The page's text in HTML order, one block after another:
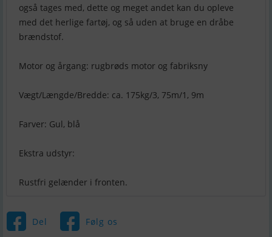
også tages med, dette og meget andet kan du opleve
med det herlige fartøj, og så uden at bruge en dråbe
brændstof.
Motor og årgang: rugbrøds motor og fabriksny
Vægt/Længde/Bredde: ca. 175kg/3, 75m/1, 9m
Farver: Gul, blå
Ekstra udstyr:
Rustfri gelænder i fronten.
Del Følg os